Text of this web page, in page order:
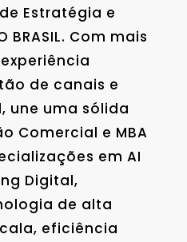
Estratégia e
BRASIL. Com mais
de canais e
une uma sólida
Comercial e MBA
em AI
Digital,
de alta
eficiência